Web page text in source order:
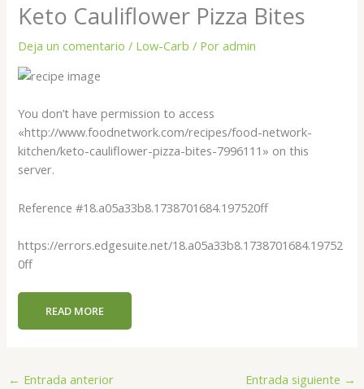
Keto Cauliflower Pizza Bites
Deja un comentario / Low-Carb / Poradmin
You don’t have permission to access
«http://www.foodnetwork.com/recipes/food-network-
kitchen/keto-cauliflower-pizza-bites-7996111» on this
server.
Reference #18.a05a33b8.1738701684.197520ff
https://errors.edgesuite.net/18.a05a33b8.1738701684.19752
0ff
READ MORE
← Entrada anterior Entrada siguiente →